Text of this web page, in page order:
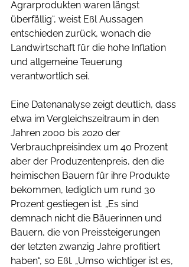
Agrarprodukten waren längst
überfällig“, weist Eßl Aussagen
entschieden zurück, wonach die
Landwirtschaft für die hohe Inflation
und allgemeine Teuerung
verantwortlich sei.
Eine Datenanalyse zeigt deutlich, dass
etwa im Vergleichszeitraum in den
Jahren 2000 bis 2020 der
Verbrauchpreisindex um 40 Prozent
aber der Produzentenpreis, den die
heimischen Bauern für ihre Produkte
bekommen, lediglich um rund 30
Prozent gestiegen ist. „Es sind
demnach nicht die Bäuerinnen und
Bauern, die von Preissteigerungen
der letzten zwanzig Jahre profitiert
haben“, so Eßl. „Umso wichtiger ist es,